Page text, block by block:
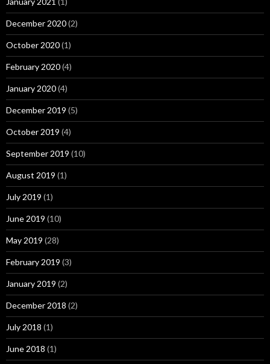
December 2020(2)
October 2020(1)
February 2020(4)
January 2020(4)
December 2019 (5)
October 2019 (4)
September 2019 (10)
August 2019 (1)
July 2019 (1)
June 2019 (10)
May 2019 (28)
February 2019 (3)
January 2019 (2)
December 2018 (2)
July 2018 (1)
June 2018 (1)